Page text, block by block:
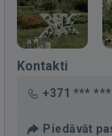
Kontakti
+371 *** ***
Piedāvāt